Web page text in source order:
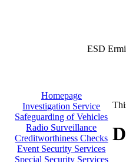
ESD
Homepage
Investigation Service
Safeguarding of Vehicles
Radio Surveillance
Creditworthiness Checks
Event Security Services
Special Security Services